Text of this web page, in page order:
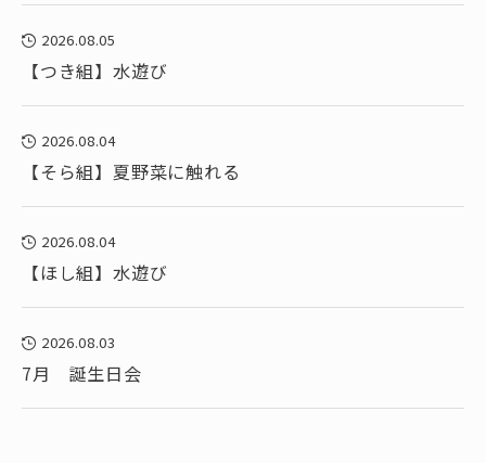
2026.08.05
【つき組】水遊び
2026.08.04
【そら組】夏野菜に触れる
2026.08.04
【ほし組】水遊び
2026.08.03
7月 誕生日会